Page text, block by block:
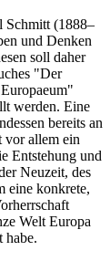
Schmitt (1888–
und Denken
soll daher
"Der
werden. Eine
bereits an
vor allem ein
Entstehung und
Neuzeit, des
eine konkrete,
Welt Europa
habe.